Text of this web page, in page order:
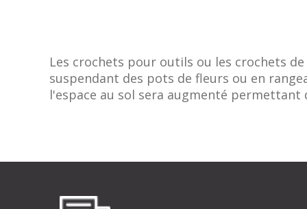
Les crochets pour outils ou les crochets
suspendant des pots de fleurs ou en
l'espace au sol sera augmenté